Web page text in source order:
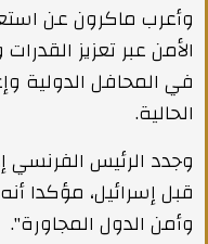
وأعرب ماكرون عن
الأمن عبر تعزيز
في المحافل الدولية
الحالية.
وجدد الرئيس الفرنسي
قبل إسرائيل، مؤكدا
وأمن الدول المجاورة".